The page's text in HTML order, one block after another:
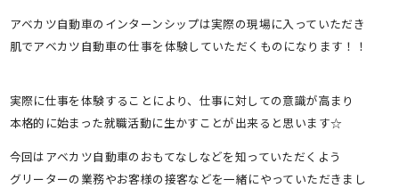
アベカツ自動車のインターンシップは実際の現場に入っていただき
肌でアベカツ自動車の仕事を体験していただくものになります！！
実際に仕事を体験することにより、仕事に対しての意識が高まり
本格的に始まった就職活動に生かすことが出来ると思います☆
今回はアベカツ自動車のおもてなしなどを知っていただくよう
グリーターの業務やお客様の接客などを一緒にやっていただきまし